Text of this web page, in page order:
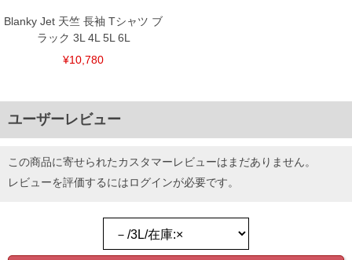
Blanky Jet 天竺 長袖 Tシャツ ブ
ラック 3L 4L 5L 6L
¥10,780
ユーザーレビュー
この商品に寄せられたカスタマーレビューはまだありません。
レビューを評価するにはログインが必要です。